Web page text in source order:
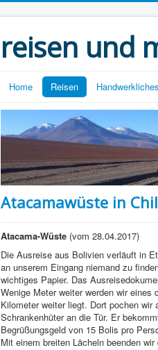
reisen und
Home Reisen Handwerkliches
Atacamawüste in
Atacama-Wüste (vom 28.04.2017)
Die Ausreise aus Bolivien verläuft in
an unserem Eingang niemand zu
wichtiges Papier. Das
Wenige Meter weiter werden wir
Kilometer weiter liegt. Dort pochen
Schrankenhüter an die Tür. Er
Begrüßungsgeld von 15 Bolis pro
Mit einem breiten Lächeln beenden